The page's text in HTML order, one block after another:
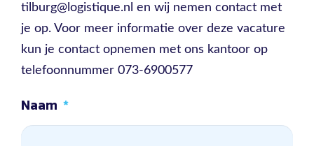
tilburg@logistique.nl en wij nemen contact met
je op. Voor meer informatie over deze vacature
kun je contact opnemen met ons kantoor op
telefoonnummer 073-6900577
Naam *